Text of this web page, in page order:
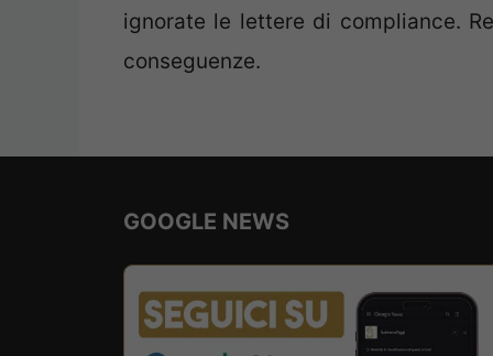
ignorate le lettere di compliance.
conseguenze.
GOOGLE NEWS